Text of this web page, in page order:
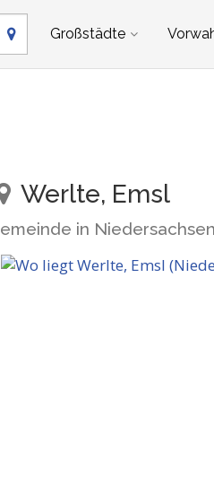
Großstädte
Werlte, Emsl
in Niedersachsen